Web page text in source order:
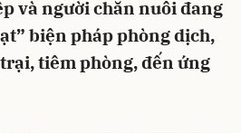
và người chăn nuôi đang
biện pháp phòng dịch,
tiêm phòng, đến ứng